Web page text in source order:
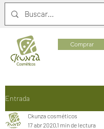
Comprar
Entrada
Ckunza cosméticos
17 abr 2020 1 min de lectura